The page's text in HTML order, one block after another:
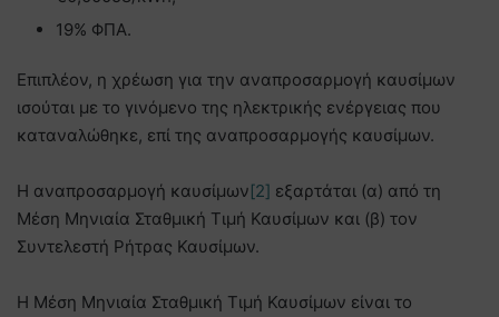
19% ΦΠΑ.
Επιπλέον, η χρέωση για την αναπροσαρμογή καυσίμων
ισούται με το γινόμενο της ηλεκτρικής ενέργειας που
καταναλώθηκε, επί της αναπροσαρμογής καυσίμων.
Η αναπροσαρμογή καυσίμων[2] εξαρτάται (α) από τη
Μέση Μηνιαία Σταθμική Τιμή Καυσίμων και (β) τον
Συντελεστή Ρήτρας Καυσίμων.
Η Μέση Μηνιαία Σταθμική Τιμή Καυσίμων είναι το